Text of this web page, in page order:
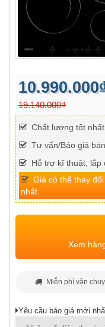
19.140.000₫
Chất lượng tốt
Tư vấn/Báo giá
Hỗ trợ kĩ thuật, lắp
Giá có thể thay
nhất.
Xem
Miễn phí vận
Yêu cầu báo giá mới